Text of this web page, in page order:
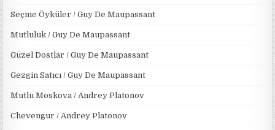
Seçme Öyküler / Guy De Maupassant
Mutluluk / Guy De Maupassant
Güzel Dostlar / Guy De Maupassant
Gezgin Satıcı / Guy De Maupassant
Mutlu Moskova / Andrey Platonov
Chevengur / Andrey Platonov